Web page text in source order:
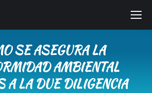
SE ASEGURA LA
AMBIENTAL
A LA DUE DILIGENCIA